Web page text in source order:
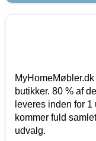
butikker. 80 % af
leveres inden for
kommer fuld
udvalg.